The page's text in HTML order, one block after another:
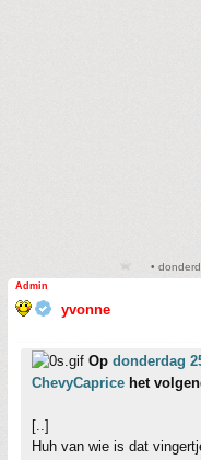
•
Admin
yvonne
Op donderdag
ChevyCaprice het
[..]
Huh van wie is dat